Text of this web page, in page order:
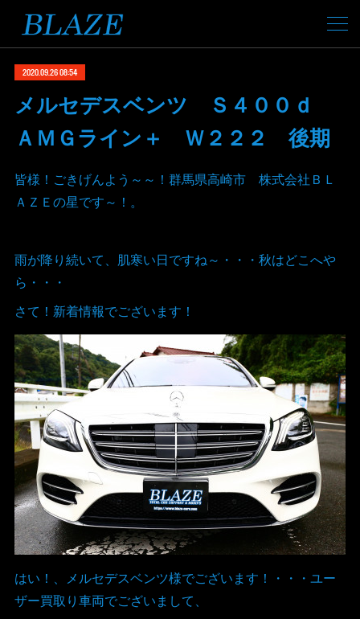
2020.09.26 08:54
メルセデスベンツ Ｓ４００ｄ
ＡＭＧライン＋ Ｗ２２２ 後期
皆様！ごきげんよう～～！群馬県高崎市 株式会社ＢＬ
ＡＺＥの星です～！。
雨が降り続いて、肌寒い日ですね～・・・秋はどこへや
ら・・・
さて！新着情報でございます！
はい！、メルセデスベンツ様でございます！・・・ユー
ザー買取り車両でございまして、